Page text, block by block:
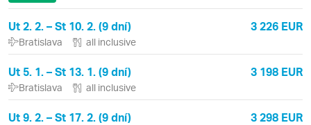
Ut 2. 2. – St 10. 2. (9 dní) 3 226 EUR
Bratislava all inclusive
Ut 5. 1. – St 13. 1. (9 dní) 3 198 EUR
Bratislava all inclusive
Ut 9. 2. – St 17. 2. (9 dní) 3 298 EUR